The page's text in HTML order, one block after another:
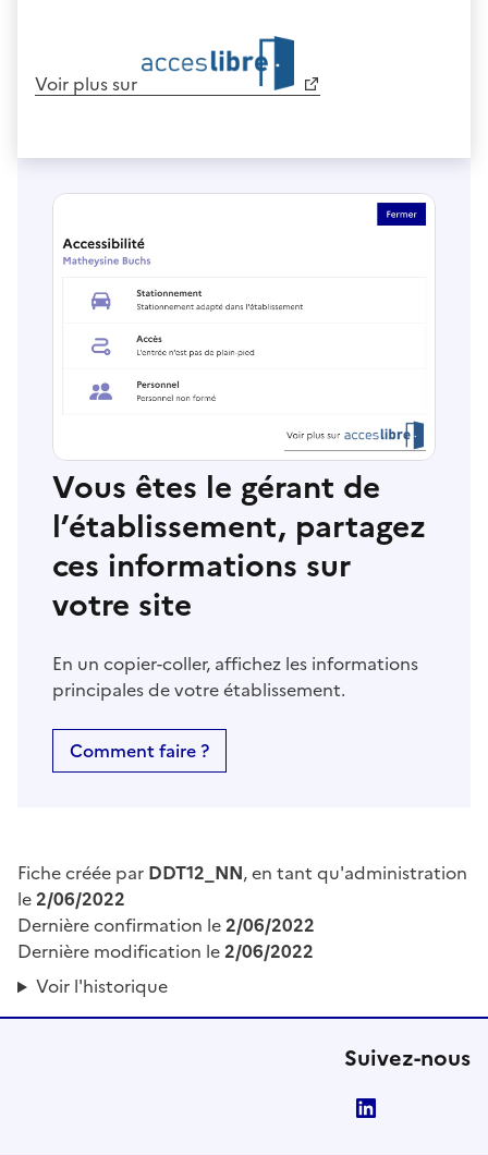
Voir plus sur
Vous êtes le gérant de
l’établissement, partagez
ces informations sur
votre site
En un copier-coller, affichez les informations
principales de votre établissement.
Comment faire ?
Fiche créée par DDT12_NN, en tant qu'administration
le2/06/2022
Dernière confirmation le2/06/2022
Dernière modification le2/06/2022
Voir l'historique
Suivez-nous